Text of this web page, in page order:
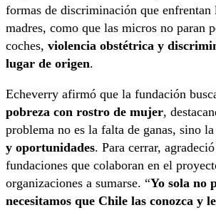
formas de discriminación que enfrentan
madres, como que las micros no paran
coches, violencia obstétrica y
lugar de origen.
Echeverry afirmó que la fundación
pobreza con rostro de mujer,
problema no es la falta de ganas, sino la
y oportunidades. Para cerrar,
fundaciones que colaboran en el
organizaciones a sumarse. “Yo sola no
necesitamos que Chile las conozca y